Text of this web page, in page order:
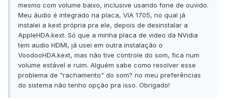
mesmo com volume baixo, inclusive usando fone de ouvido.
Meu áudio é integrado na placa, VIA 1705, no qual já
instalei a kext própria pra ele, depois de desinstalar a
AppleHDA.kext. Só que a minha placa de video da NVidia
tem audio HDMI, já usei em outra instalação o
VoodooHDA.kext, mas não tive controle do som, fica num
volume estável e ruim. Alguém sabe como resolver esse
problema de "rachamento" do som? no meu preferências
do sistema não tenho opção pra isso. Obrigado!